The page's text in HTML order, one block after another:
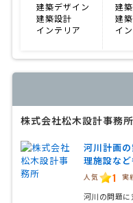
建築デザイン
建築設計
インテリア
建
建
イ
株式会社松木設計事務所
河川計画
理施設な
人気 1 実
河川の問題に